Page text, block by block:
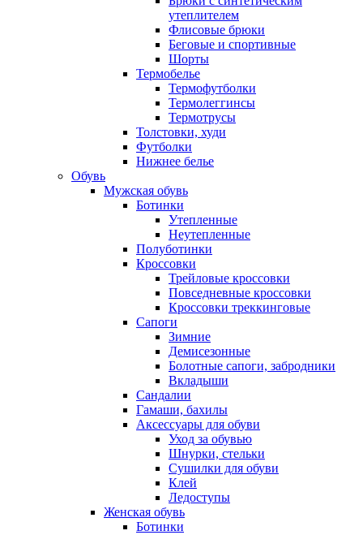
утеплителем
Флисовые брюки
Беговые и спортивные
Шорты
Термобелье
Термофутболки
Термолеггинсы
Термотрусы
Толстовки, худи
Футболки
Нижнее белье
Обувь
Мужская обувь
Ботинки
Утепленные
Неутепленные
Полуботинки
Кроссовки
Трейловые кроссовки
Повседневные кроссовки
Кроссовки треккинговые
Сапоги
Зимние
Демисезонные
Болотные сапоги, забродники
Вкладыши
Сандалии
Гамаши, бахилы
Аксессуары для обуви
Уход за обувью
Шнурки, стельки
Сушилки для обуви
Клей
Ледоступы
Женская обувь
Ботинки